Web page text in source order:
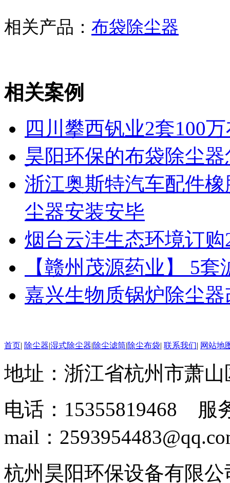
相关产品： 布袋除尘器
相关案例
四川攀西钒业2套100
昊阳环保的布袋除尘
浙江奥斯特汽车配件
尘器安装安毕
烟台云沣生态环境订
【赣州茂源药业】 5
嘉兴生物质锅炉除尘
首页| 除尘器|湿式除尘器|除尘滤筒|除尘布袋| 联系我们| 网站地
地址：浙江省杭州市萧
电话：15355819468 服
mail：
杭州昊阳环保设备有限公